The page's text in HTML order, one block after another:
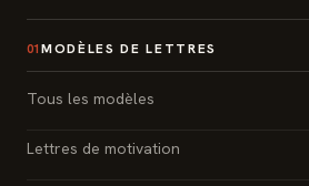
01 MODÈLES DE LETTRES
Tous les modèles
Lettres de motivation